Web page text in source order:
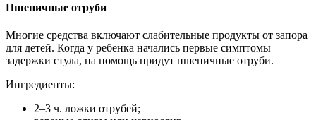
Пшеничные отруби
Многие средства включают слабительные продукты от запора
для детей. Когда у ребенка начались первые симптомы
задержки стула, на помощь придут пшеничные отруби.
Ингредиенты:
2–3 ч. ложки отрубей;